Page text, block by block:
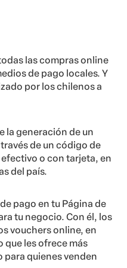
las compras online
de pago locales. Y
por los chilenos a
la generación de un
de un código de
o con tarjeta, en
del país.
pago en tu Página de
tu negocio. Con él, los
vouchers online, en
que les ofrece más
quienes venden